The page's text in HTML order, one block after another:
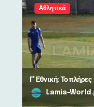
Αθλητικά
Γ’ Εθνική: Το
Lamia-